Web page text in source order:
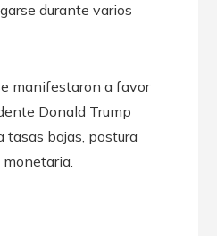
durante varios
manifestaron a favor
Donald Trump
tasas bajas, postura